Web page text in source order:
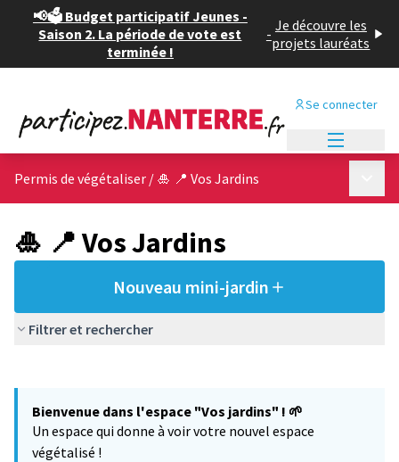
📢🗳️ Budget participatif Jeunes -
Saison 2. La période de vote est
terminée !
- Je découvre les
projets lauréats
Se connecter
Permis de végétaliser / 🎍 📍 Vos Jardins
🎍 📍 Vos Jardins
Nouveau mini-jardin
Filtrer et rechercher
−
Bienvenue dans l'espace "Vos jardins" ! 🌱
Un espace qui donne à voir votre nouvel espace
végétalisé !